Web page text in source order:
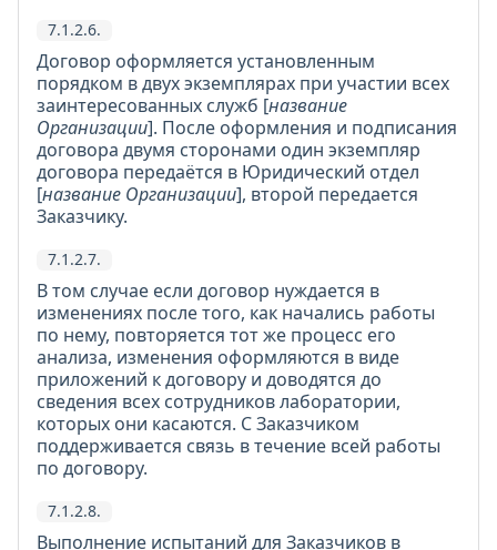
7.1.2.6.
Договор оформляется установленным
порядком в двух экземплярах при участии всех
заинтересованных служб [название
Организации]. После оформления и подписания
договора двумя сторонами один экземпляр
договора передаётся в Юридический отдел
[название Организации], второй передается
Заказчику.
7.1.2.7.
В том случае если договор нуждается в
изменениях после того, как начались работы
по нему, повторяется тот же процесс его
анализа, изменения оформляются в виде
приложений к договору и доводятся до
сведения всех сотрудников лаборатории,
которых они касаются. С Заказчиком
поддерживается связь в течение всей работы
по договору.
7.1.2.8.
Выполнение испытаний для Заказчиков в